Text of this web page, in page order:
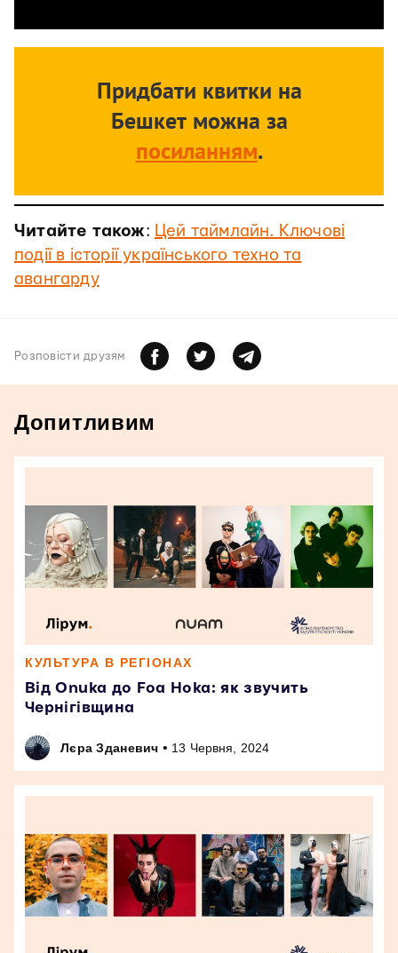
Придбати квитки на
Бешкет можна за
посиланням.
Читайте також: Цей таймлайн. Ключові
події в історії українського техно та
авангарду
Розповiсти друзям
Допитливим
КУЛЬТУРА В РЕГІОНАХ
Від Onuka до Foa Hoka: як звучить
Чернігівщина
Лєра Зданевич • 13 Червня, 2024